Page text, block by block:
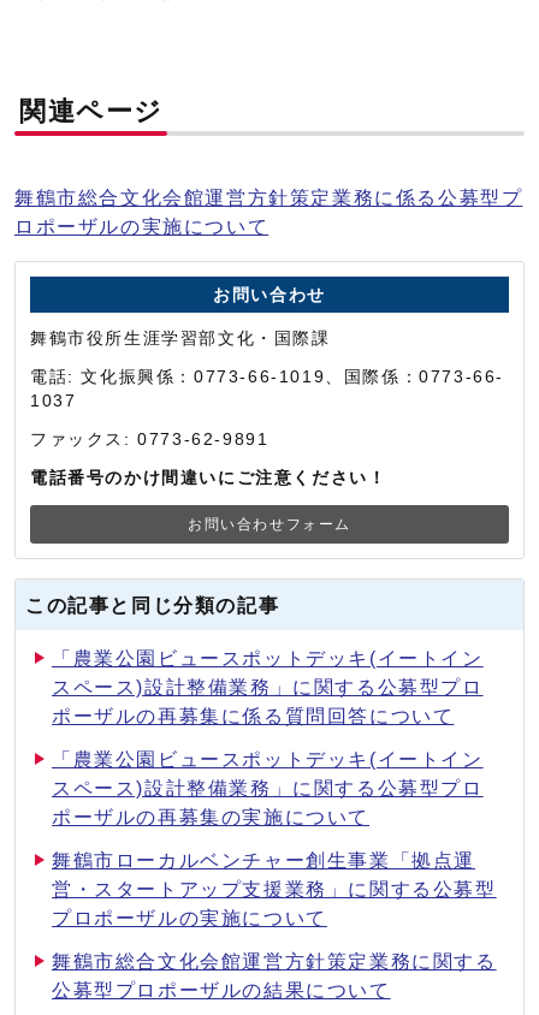
関連ページ
舞鶴市総合文化会館運営方針策定業務に係る公募型プ
ロポーザルの実施について
お問い合わせ
舞鶴市役所生涯学習部文化・国際課
電話: 文化振興係：0773-66-1019、国際係：0773-66-
1037
ファックス: 0773-62-9891
電話番号のかけ間違いにご注意ください！
お問い合わせフォーム
この記事と同じ分類の記事
「農業公園ビュースポットデッキ(イートイン
スペース)設計整備業務」に関する公募型プロ
ポーザルの再募集に係る質問回答について
「農業公園ビュースポットデッキ(イートイン
スペース)設計整備業務」に関する公募型プロ
ポーザルの再募集の実施について
舞鶴市ローカルベンチャー創生事業「拠点運
営・スタートアップ支援業務」に関する公募型
プロポーザルの実施について
舞鶴市総合文化会館運営方針策定業務に関する
公募型プロポーザルの結果について